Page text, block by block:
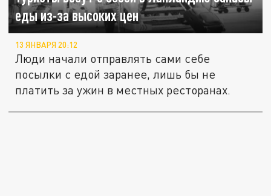
еды из-за высоких цен
13 ЯНВАРЯ 20:12
Люди начали отправлять сами себе
посылки с едой заранее, лишь бы не
платить за ужин в местных ресторанах.